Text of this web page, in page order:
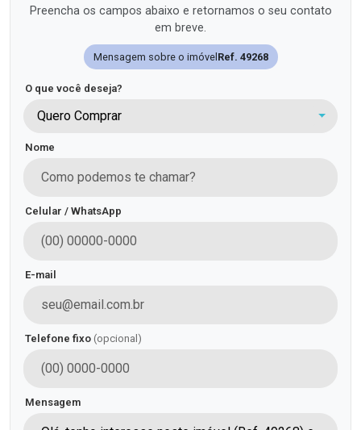
Preencha os campos abaixo e retornamos o seu contato
em breve.
Mensagem sobre o imóvel Ref. 49268
O que você deseja?
Quero Comprar
Nome
Celular / WhatsApp
E-mail
Telefone fixo (opcional)
Mensagem